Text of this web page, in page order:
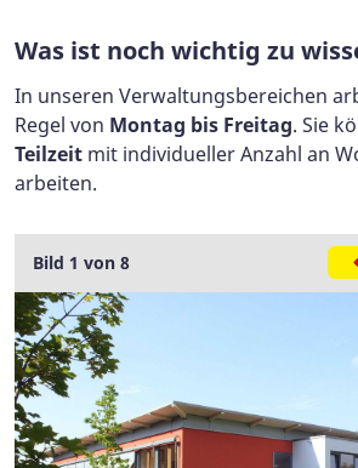
Was ist noch wichtig zu
In unseren Verwaltungsbereichen
Regel von Montag bis Freitag. Sie
Teilzeit mit individueller Anzahl an
arbeiten.
Bild 1 von 8